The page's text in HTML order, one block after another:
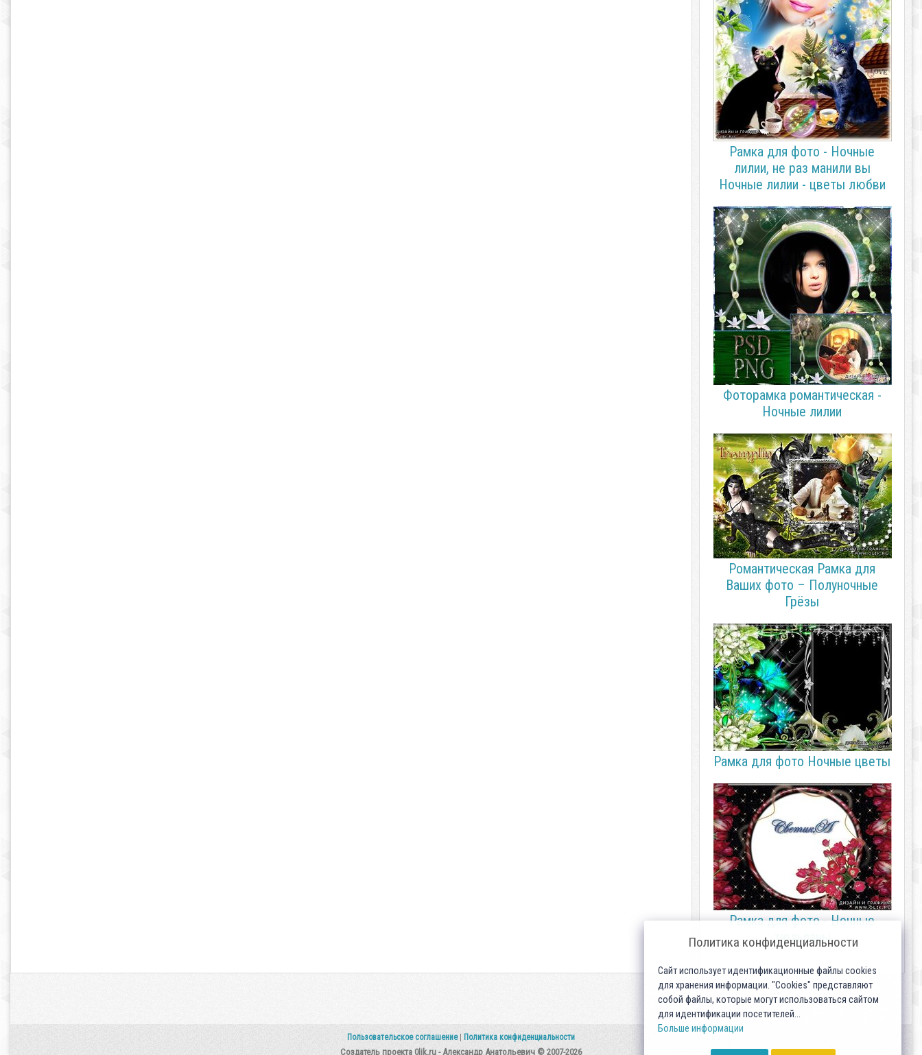
Рамка для фото - Ночные
лилии, не раз манили вы
Ночные лилии - цветы любви
Фоторамка романтическая -
Ночные лилии
Романтическая Рамка для
Ваших фото – Полуночные
Грёзы
Рамка для фото Ночные цветы
Рамка для фото - Ночные
тюльпаны
Пользовательское соглашение Политика конфиденциальности
Создатель проекта 0lik.ru - Александр Анатольевич © 2007-2026
Политика конфиденциальности
Сайт использует идентификационные файлы cookies
для хранения информации. "Cookies" представляют
собой файлы, которые могут использоваться сайтом
для идентификации посетителей...
Больше информации